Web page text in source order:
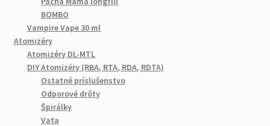
BOMBO
Vampire Vape 30 ml
Atomizéry
Atomizéry DL-MTL
DIY Atomizéry (RBA, RTA, RDA, RDTA)
Ostatné príslušenstvo
Odporové drôty
Špirálky
Vata